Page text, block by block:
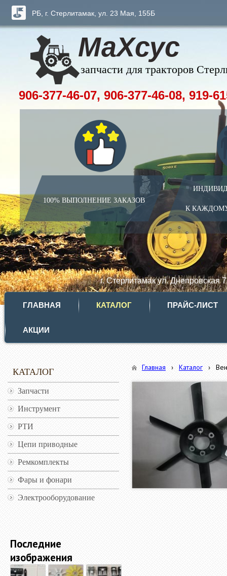
МаХсус
запчасти для тракторов
100% ВЫПОЛНЕНИЕ ЗАКАЗОВ
К
РБ, г. Стерлитамак, ул. 23 Мая, 155Б
г. Стерлитамак ул. Днепровская
906-377-46-07, 906-377-46-08, 919-
ГЛАВНАЯ КАТАЛОГ ПРАЙС-ЛИСТ
АКЦИИ
КАТАЛОГ
Запчасти
Инструмент
РТИ
Цепи приводные
Ремкомплекты
Фары и фонари
Электрооборудование
Последние
изображения
Главная › Каталог ›